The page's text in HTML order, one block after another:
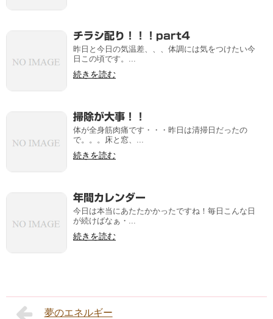
チラシ配り！！！part4
昨日と今日の気温差、、、体調には気をつけたい今
日この頃です。...
続きを読む
掃除が大事！！
体が全身筋肉痛です・・・昨日は清掃日だったの
で。。。床と窓、...
続きを読む
年間カレンダー
今日は本当にあたたかかったですね！毎日こんな日
が続けばなぁ・...
続きを読む
夢のエネルギー